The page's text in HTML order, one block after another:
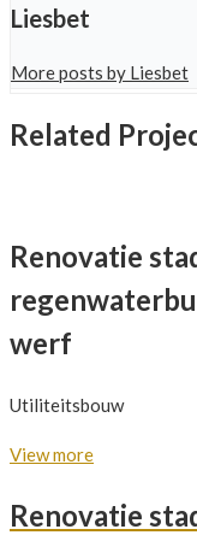
Liesbet
More posts by Liesbet
Related
Renovatie
werf
Utiliteitsbouw
View more
Renovatie